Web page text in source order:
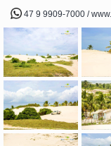
47 9 9909-7000 /